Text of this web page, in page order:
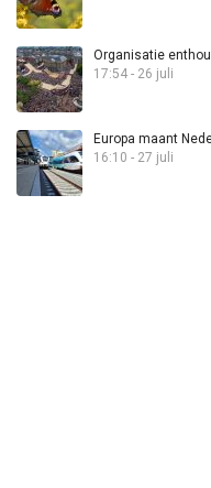
Organisatie
17:54 - 26 juli
Europa maant
16:10 - 27 juli